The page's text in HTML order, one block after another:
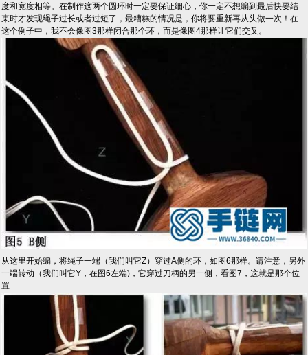
度和宽度相等。在制作这两个圆环时一定要保证细心，你一定不想编到最后快要结
束时才发现绳子过长或者过短了，最糟糕的情况是，你将要重新再从头做一次！在
这个例子中，我不会像图3那样闭合那个环，而是像图4那样让它们交叉。
从这里开始编，将绳子一端（我们叫它Z）穿过A侧的环，如图6那样。请注意，另外
一端转动（我们叫它Y，在图6左端)，它穿过刀柄的另一侧，看图7，这就是那个位
置